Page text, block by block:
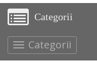
Categorii
Categorii